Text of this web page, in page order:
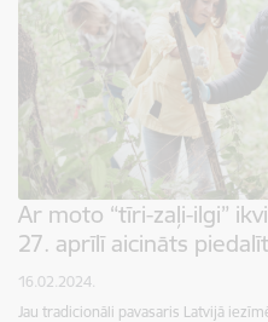
Ar moto “tīri-zaļi-ilgi”
27. aprīlī aicināts
16.02.2024.
Jau tradicionāli pavasaris Latvijā